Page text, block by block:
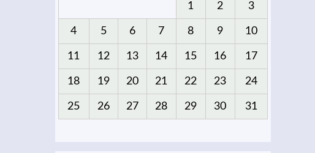
1 2 3
4 5 6 7 8 9 10
11 12 13 14 15 16 17
18 19 20 21 22 23 24
25 26 27 28 29 30 31